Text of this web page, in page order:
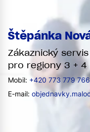
Štěpánka
Zákaznický
pro regiony 3 + 4
Mobil: +420 773 779 766
E-mail: